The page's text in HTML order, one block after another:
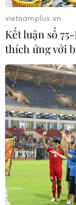
TIN CÙNG
Chủ sân Azteca
World Cup 2026
08/08/2026 06:43
ASEAN Cup
đối thủ của đội
kết
vietnamplus.vn
Kết luận số
thích ứng với